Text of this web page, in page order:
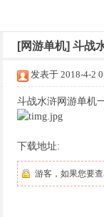
›
[网游单机] 斗战
发表于 2018-4-2
斗战水浒网游单机
下载地址:
游客，如果您要